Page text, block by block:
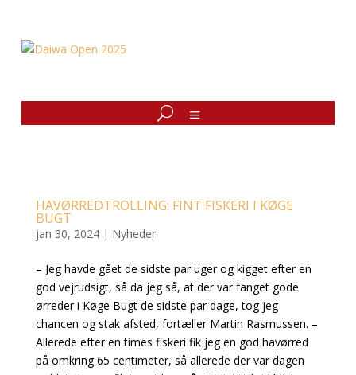
HAVØRREDTROLLING: FINT FISKERI I KØGE
BUGT
jan 30, 2024| Nyheder
– Jeg havde gået de sidste par uger og kigget efter en
god vejrudsigt, så da jeg så, at der var fanget gode
ørreder i Køge Bugt de sidste par dage, tog jeg
chancen og stak afsted, fortæller Martin Rasmussen. –
Allerede efter en times fiskeri fik jeg en god havørred
på omkring 65 centimeter, så allerede der var dagen